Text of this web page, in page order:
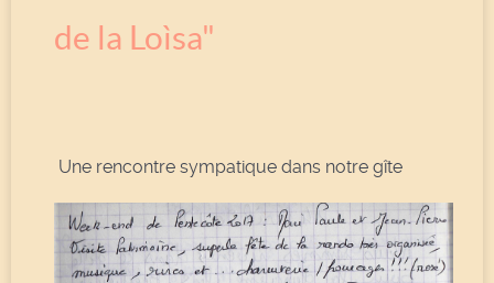
de la Loìsa"
Une rencontre sympatique dans notre gîte